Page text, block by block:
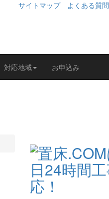
サイトマップ よくある質問
対応地域 お申込み